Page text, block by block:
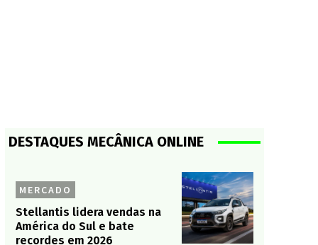
DESTAQUES MECÂNICA ONLINE
MERCADO
Stellantis lidera vendas na
América do Sul e bate
recordes em 2026